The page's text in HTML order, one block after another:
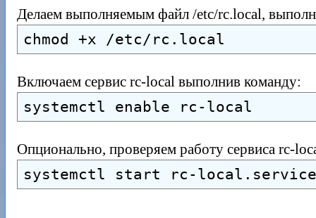
Делаем выполняемым файл /etc/rc.local,
chmod +x /etc/rc.local
Включаем сервис rc-local выполнив команду:
systemctl enable rc-local
Опционально, проверяем работу сервиса rc-
systemctl start rc-